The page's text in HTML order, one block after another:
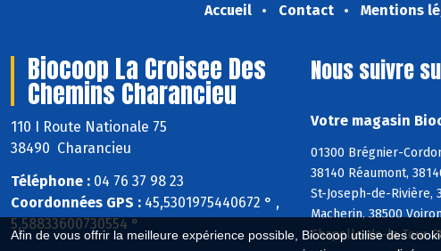
Afin de vous offrir la meilleure expérience possible, Biocoop utilise des
Accueil Contact Mentions
Biocoop La Croisee Des
Chemins Charancieu
110 I Route Nationale 75
38490 Charancieu
Téléphone : 04 76 37 98 23
Coordonnées GPS : 45,5301975440672 ° ,
5,58833600730554 °
Nous suivre
Votre magasin
01300 Brégnier-
38140 Réaumont,
St-Joseph-de-Rivière,
Macherin, 38500
Chapelle-de-la-Tour,